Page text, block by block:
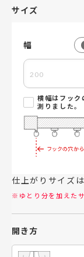
サイズ
幅
横幅はフック
測りました。
仕上がりサイズは
※ゆとり分を加えた
開き方